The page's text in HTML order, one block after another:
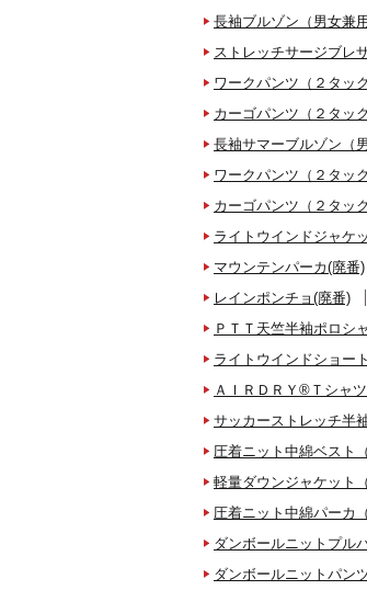
長袖ブルゾン（男女兼
ストレッチサージブレ
ワークパンツ（２タッ
カーゴパンツ（２タッ
長袖サマーブルゾン（
ワークパンツ（２タッ
カーゴパンツ（２タッ
ライトウインドジャケ
マウンテンパーカ(廃番)
レインポンチョ(廃番)
ＰＴＴ天竺半袖ポロシ
ライトウインドショー
ＡＩＲＤＲＹ®Ｔシャ
サッカーストレッチ半
圧着ニット中綿ベスト
軽量ダウンジャケット
圧着ニット中綿パーカ
ダンボールニットプル
ダンボールニットパン